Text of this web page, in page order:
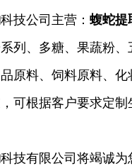
科技公司主营： 蝮蛇提
列、多糖、果蔬粉
原料、饲料原料、化
可根据客户要求定
科技有限公司将竭诚